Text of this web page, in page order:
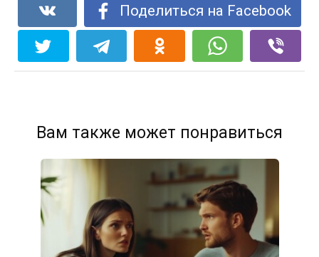
Поделиться на Facebook
Вам также может понравиться